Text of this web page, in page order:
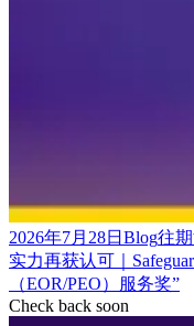
2026年7月28日 Blog往
实力再获认可｜
（EOR/PEO）服务奖”
Check back soon